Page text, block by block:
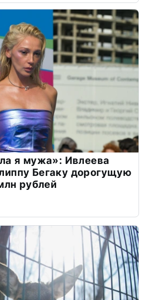
я мужа»: Ивлеева
Бегаку дорогущую
рублей